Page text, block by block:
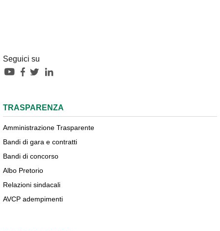
Seguici su
TRASPARENZA
Amministrazione Trasparente
Bandi di gara e contratti
Bandi di concorso
Albo Pretorio
Relazioni sindacali
AVCP adempimenti